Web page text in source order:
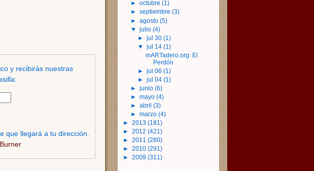
y recibirás nuestras
que llegará a tu dirección.
► octubre (1)
► septiembre (3)
► agosto (5)
▼ julio (4)
►jul 30(1)
▼jul 14(1)
mARTadero.org: El
Perdón
►jul 06(1)
►jul 04(1)
► junio (6)
► mayo (4)
► abril (3)
► marzo (4)
► 2013 (181)
► 2012 (421)
► 2011 (280)
► 2010 (291)
► 2009 (311)